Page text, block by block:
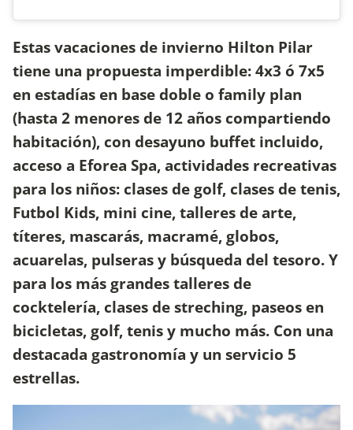
Estas vacaciones de invierno Hilton Pilar
tiene una propuesta imperdible: 4x3 ó 7x5
en estadías en base doble o family plan
(hasta 2 menores de 12 años compartiendo
habitación), con desayuno buffet incluido,
acceso a Eforea Spa, actividades recreativas
para los niños: clases de golf, clases de tenis,
Futbol Kids, mini cine, talleres de arte,
títeres, mascarás, macramé, globos,
acuarelas, pulseras y búsqueda del tesoro. Y
para los más grandes talleres de
cocktelería, clases de streching, paseos en
bicicletas, golf, tenis y mucho más. Con una
destacada gastronomía y un servicio 5
estrellas.